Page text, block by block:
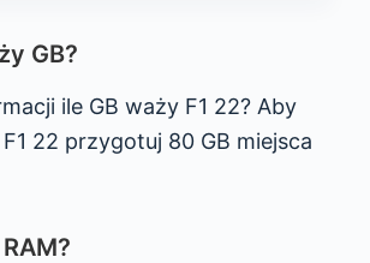
GB?
ile GB waży F1 22? Aby
22 przygotuj 80 GB miejsca